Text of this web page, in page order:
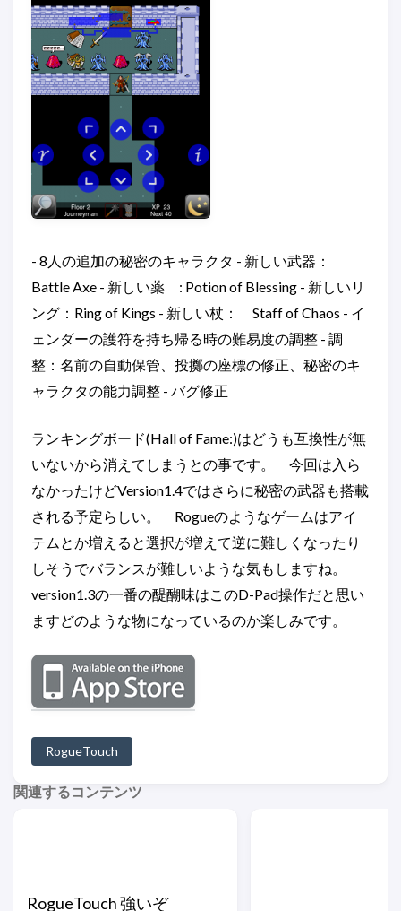
- 8人の追加の秘密のキャラクタ - 新しい武器：
Battle Axe - 新しい薬 : Potion of Blessing - 新しいリ
ング：Ring of Kings - 新しい杖： Staff of Chaos - イ
ェンダーの護符を持ち帰る時の難易度の調整 - 調
整：名前の自動保管、投擲の座標の修正、秘密のキ
ャラクタの能力調整 - バグ修正
ランキングボード(Hall of Fame:)はどうも互換性が無
いないから消えてしまうとの事です。 今回は入ら
なかったけどVersion1.4ではさらに秘密の武器も搭載
される予定らしい。 Rogueのようなゲームはアイ
テムとか増えると選択が増えて逆に難しくなったり
しそうでバランスが難しいような気もしますね。
version1.3の一番の醍醐味はこのD-Pad操作だと思い
ますどのような物になっているのか楽しみです。
RogueTouch
関連するコンテンツ
RogueTouch 強いぞ